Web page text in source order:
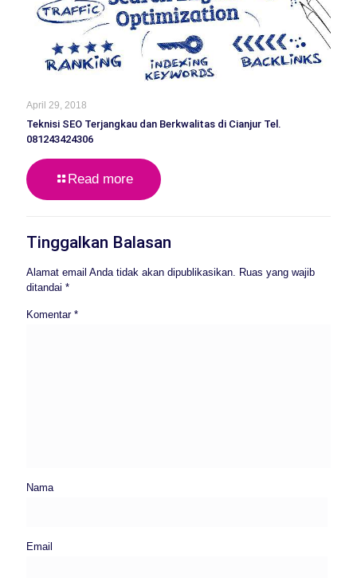
April 29, 2018
Teknisi SEO Terjangkau dan Berkwalitas di Cianjur Tel.
081243424306
Read more
Tinggalkan Balasan
Alamat email Anda tidak akan dipublikasikan. Ruas yang wajib
ditandai *
Komentar *
Nama
Email